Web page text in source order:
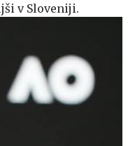
v Sloveniji.